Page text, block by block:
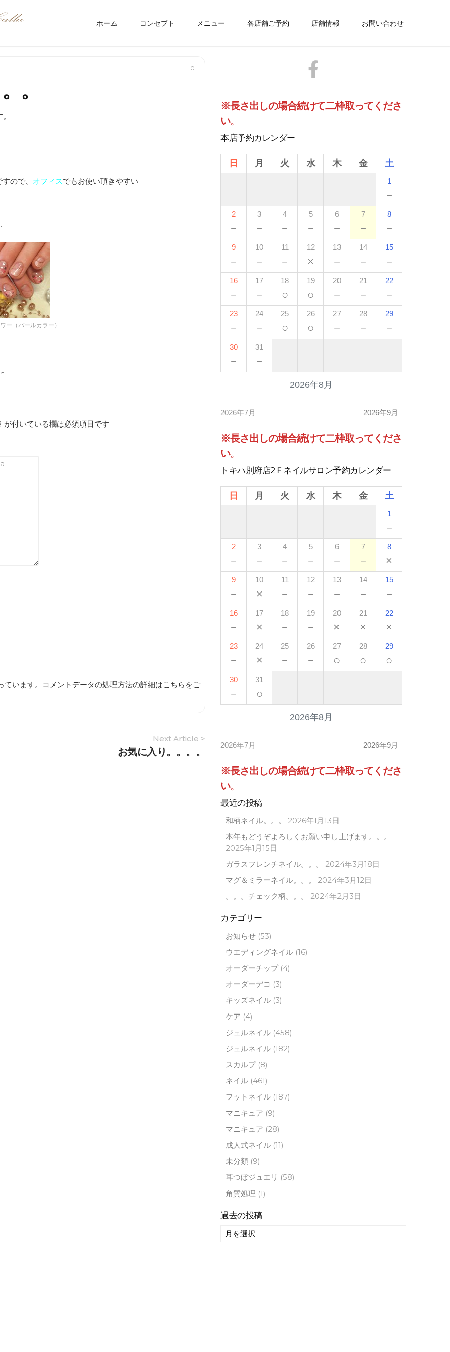
ホーム コンセプト メニュー 各店舗ご予約 店舗情報 お問い合わせ
0
。
ので、 オフィスでもお使い頂きやすい
:
ー（パールカラー）
:
が付いている欄は必須項目です
います。 コメントデータの処理方法の詳細はこちらをご
Next Article >
お気に入り。。。。
※長さ出しの場合続けて二枠取ってくださ
い。
本店予約カレンダー
2026年8月
日 月 火 水 木 金 土
1
－
2
－
3
－
4
－
5
－
6
－
7
－
8
－
9
－
10
－
11
－
12
×
13
－
14
－
15
－
16
－
17
－
18
○
19
○
20
－
21
－
22
－
23
－
24
－
25
○
26
○
27
－
28
－
29
－
30
－
31
－
2026年7月 2026年9月
※長さ出しの場合続けて二枠取ってくださ
い。
トキハ別府店2Ｆネイルサロン予約カレンダー
2026年8月
日 月 火 水 木 金 土
1
－
2
－
3
－
4
－
5
－
6
－
7
－
8
×
9
－
10
×
11
－
12
－
13
－
14
－
15
－
16
－
17
×
18
－
19
－
20
×
21
×
22
×
23
－
24
×
25
－
26
－
27
○
28
○
29
○
30
－
31
○
2026年7月 2026年9月
※長さ出しの場合続けて二枠取ってくださ
い。
最近の投稿
和柄ネイル。。。
2026年1月13日
本年もどうぞよろしくお願い申し上げます。。。
2025年1月15日
ガラスフレンチネイル。。。
2024年3月18日
マグ＆ミラーネイル。。。
2024年3月12日
。。。チェック柄。。。
2024年2月3日
カテゴリー
お知らせ (53)
ウエディングネイル (16)
オーダーチップ(4)
オーダーデコ (3)
キッズネイル (3)
ケア (4)
ジェルネイル (458)
ジェルネイル (182)
スカルプ(8)
ネイル (461)
フットネイル (187)
マニキュア (9)
マニキュア (28)
成人式ネイル (11)
未分類 (9)
耳つぼジュエリ (58)
角質処理 (1)
過去の投稿
過